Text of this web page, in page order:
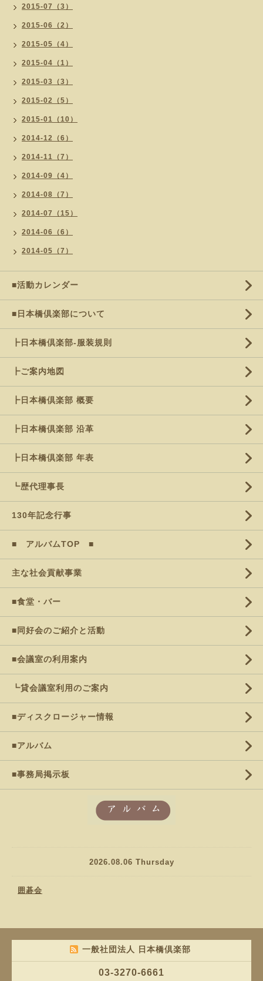
2015-07（3）
2015-06（2）
2015-05（4）
2015-04（1）
2015-03（3）
2015-02（5）
2015-01（10）
2014-12（6）
2014-11（7）
2014-09（4）
2014-08（7）
2014-07（15）
2014-06（6）
2014-05（7）
■活動カレンダー
■日本橋倶楽部について
┣日本橋倶楽部-服装規則
┣ご案内地図
┣日本橋倶楽部 概要
┣日本橋倶楽部 沿革
┣日本橋倶楽部 年表
┗歴代理事長
130年記念行事
■ アルバムTOP ■
主な社会貢献事業
■食堂・バー
■同好会のご紹介と活動
■会議室の利用案内
┗貸会議室利用のご案内
■ディスクロージャー情報
■アルバム
■事務局掲示板
2026.08.06 Thursday
囲碁会
一般社団法人 日本橋倶楽部
03-3270-6661